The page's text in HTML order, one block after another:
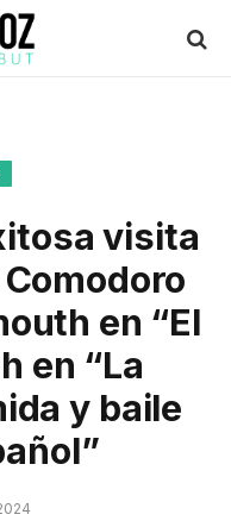
visita
en “El
en “La
y baile